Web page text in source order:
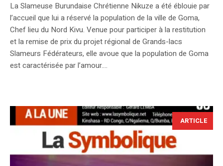
La Slameuse Burundaise Chrétienne Nikuze a été éblouie par
l’accueil que lui a réservé la population de la ville de Goma,
Chef lieu du Nord Kivu. Venue pour participer à la restitution
et la remise de prix du projet régional de Grands-lacs
Slameurs Fédérateurs, elle avoue que la population de Goma
est caractérisée par l’amour....
ARTICLE